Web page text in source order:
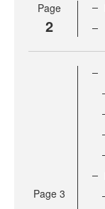
Page
2
Page 3